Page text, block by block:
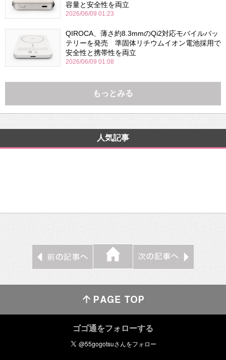
容量と安全性を両立
2026/06/09 01:23
QIROCA、薄さ約8.3mmのQi2対応モバイルバッ
テリーを発売 準固体リチウムイオン電池採用で
安全性と携帯性を両立
2026/06/09 01:08
もっとみる
人気記事
ゴゴ通をフォローする